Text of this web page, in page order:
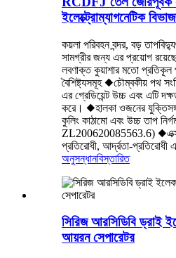
ইলেক্ট্রোম্যাগনেটিক
কয়লা পরিবহন বন্দর, বড়
সামগ্রীর জন্য এর প্রয়োগ
লবণাক্ত কুয়াশার মতো প্রতিকূল
বৈশিষ্ট্যসমূহ ◆চৌম্বকীয় পথ
এর গ্রেডিয়েন্ট উচ্চ এবং এটি
করে। ◆হালকা ওজনের
কুলিং কাঠামো এবং উচ্চ তাপ
ZL200620085563.6)
প্রতিরোধী, আর্দ্রতা-প্রতিরোধী
অনুসন্ধানবিস্তারিত
সিরিজ আরসিডিবি ড্রাই
আয়রন সেপারেটর